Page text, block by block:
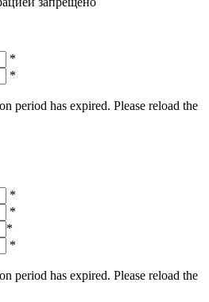
*
*
period has expired. Please reload the
*
*
*
*
period has expired. Please reload the